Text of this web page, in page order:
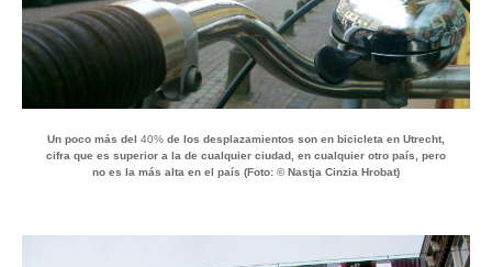
Un poco más del 40% de los desplazamientos son en bicicleta en Utrecht,
cifra que es superior a la de cualquier ciudad, en cualquier otro país, pero
no es la más alta en el país (Foto: © Nastja Cinzia Hrobat)